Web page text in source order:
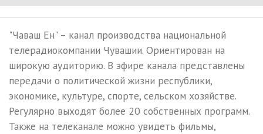
"Чаваш Ен" – канал производства национальной
телерадиокомпании Чувашии. Ориентирован на
широкую аудиторию. В эфире канала представлены
передачи о политической жизни республики,
экономике, культуре, спорте, сельском хозяйстве.
Регулярно выходят более 20 собственных программ.
Также на телеканале можно увидеть фильмы,